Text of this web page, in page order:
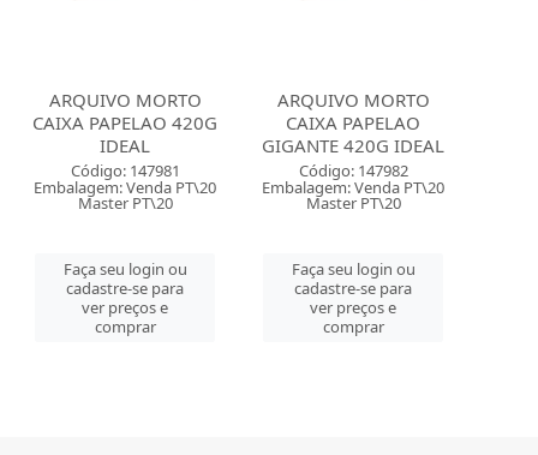
ARQUIVO MORTO
CAIXA PAPELAO 420G
IDEAL
Código: 147981
Embalagem: Venda PT\20
Master PT\20
Faça seu login ou
cadastre-se para
ver preços e
comprar
ARQUIVO MORTO
CAIXA PAPELAO
GIGANTE 420G IDEAL
Código: 147982
Embalagem: Venda PT\20
Master PT\20
Faça seu login ou
cadastre-se para
ver preços e
comprar